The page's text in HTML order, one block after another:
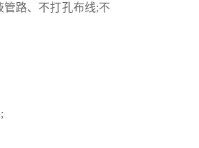
路、不打孔布线;不